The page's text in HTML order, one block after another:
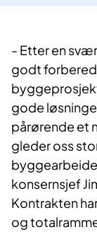
- Etter en
godt
gode
pårørende et
gleder oss
konsernsjef
Kontrakten
og